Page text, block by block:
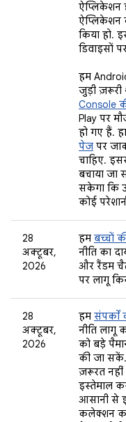
ऐप्लिकेशन
ऐप्लिकेशन
किया हो.
डिवाइसों
हम
जुड़ी ज़रूरी
Console
Play पर
हो गए हैं.
पेज पर
चाहिए.
बचाया जा
सकेगा कि
कोई
28
अक्टूबर,
2026
हम बच्चों
नीति का
और रैंडम
पर लागू
28
अक्टूबर,
2026
हम संपर्कों
नीति लागू
को बड़े
की जा
ज़रूरत नहीं
इस्तेमाल
आसानी से
कलेक्शन कम